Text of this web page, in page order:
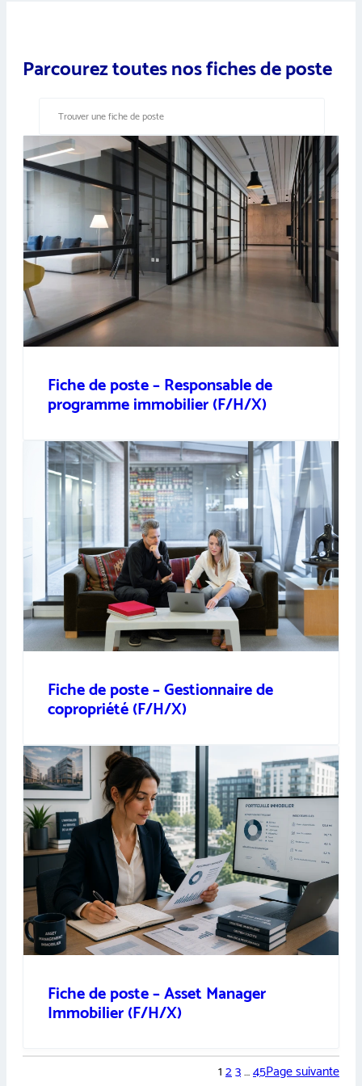
Parcourez toutes nos fiches de poste
Fiche de poste – Responsable de
programme immobilier (F/H/X)
Fiche de poste – Gestionnaire de
copropriété (F/H/X)
Fiche de poste – Asset Manager
Immobilier (F/H/X)
123…45Page suivante